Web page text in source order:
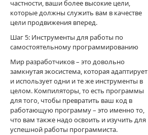
частности, ваши более высокие цели,
которые должны служить вам в качестве
цели продвижения вперед.
Шаг 5: Инструменты для работы по
самостоятельному программированию
Мир разработчиков – это довольно
замкнутая экосистема, которая адаптирует
и использует одни и те же инструменты в
целом. Компиляторы, то есть программы
для того, чтобы превратить ваш код в
работающую программу – это именно то,
что вам также надо освоить и изучить для
успешной работы программиста.